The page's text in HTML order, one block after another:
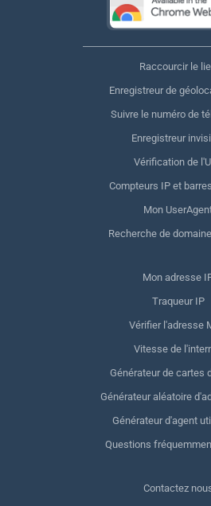
Raccourcir le
Enregistreur de
Suivre le numéro de
Enregistreur
Vérification de
Compteurs IP et
Mon
Recherche de
Mon adresse
Traqueur IP
Vérifier l'adresse
Vitesse de
Générateur de cartes
Générateur aléatoire
Générateur d'agent
Questions
Contactez